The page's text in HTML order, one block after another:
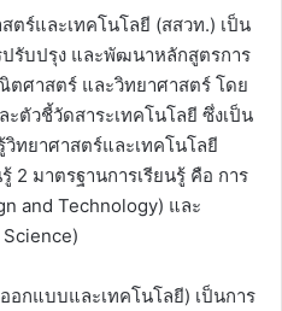
ตร์และเทคโนโลยี (สสวท.) เป็น
รับปรุง และพัฒนาหลักสูตรการ
ตศาสตร์ และวิทยาศาสตร์ โดย
ตัวชี้วัดสาระเทคโนโลยี ซึ่งเป็น
วิทยาศาสตร์และเทคโนโลยี
2 มาตรฐานการเรียนรู้ คือ การ
and Technology) และ
อกแบบและเทคโนโลยี) เป็นการ